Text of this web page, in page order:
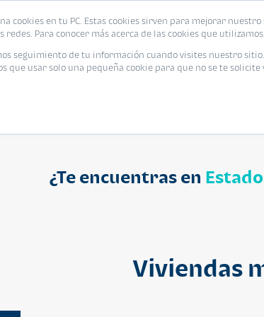
cookies en tu PC. Estas cookies sirven para mejorar
redes. Para conocer más acerca de las cookies que
seguimiento de tu información cuando visites nuestro
que usar solo una pequeña cookie para que no se te
Inmobiliaria
¿Te encuentras en
Viviendas
Viviendas Eventos